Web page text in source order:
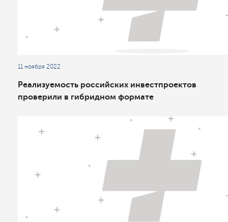
11 ноября 2022
Реализуемость российских инвестпроектов
проверили в гибридном формате